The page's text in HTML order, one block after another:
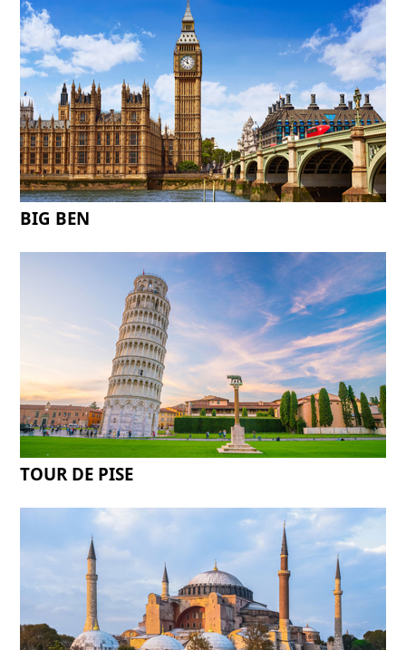
BIG BEN
TOUR DE PISE